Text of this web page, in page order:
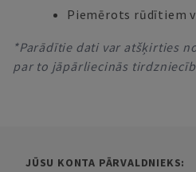
Piemērots rūdītiem
*Parādītie dati var atšķirties
par to jāpārliecinās
JŪSU KONTA PĀRVALDNIEKS: